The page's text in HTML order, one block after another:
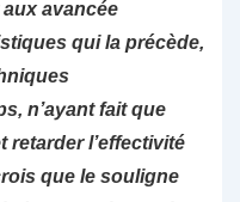
avancée
qui la précède,
n’ayant fait que
retarder l’effectivité
que le souligne